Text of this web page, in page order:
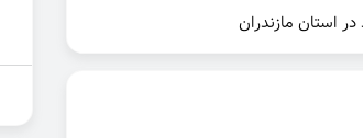
استان مازندران